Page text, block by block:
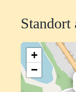
Standort
+
−